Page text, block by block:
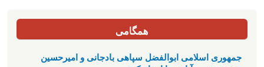
همگامی
جمهوری اسلامی ابوالفضل سپاهی بادجانی و امیرحسین